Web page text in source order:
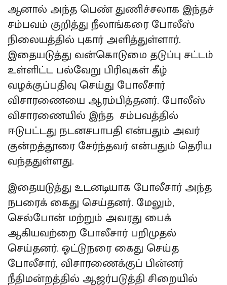
ஆனால் அந்த பெண் துணிச்சலாக இந்தச்
சம்பவம் குறித்து நீலாங்கரை போலீஸ்
நிலையத்தில் புகார் அளித்துள்ளார்.
இதையடுத்து வன்கொடுமை தடுப்பு சட்டம்
உள்ளிட்ட பல்வேறு பிரிவுகள் கீழ்
வழக்குப்பதிவு செய்து போலீசார்
விசாரணையை ஆரம்பித்தனர். போலீஸ்
விசாரணையில் இந்த சம்பவத்தில்
ஈடுபட்டது நடனசபாபதி என்பதும் அவர்
குன்றத்தூரை சேர்ந்தவர் என்பதும் தெரிய
வந்ததுள்ளது.
இதையடுத்து உடனடியாக போலீசார் அந்த
நபரைக் கைது செய்தனர். மேலும்,
செல்போன் மற்றும் அவரது பைக்
ஆகியவற்றை போலீசார் பறிமுதல்
செய்தனர். ஓட்டுநரை கைது செய்த
போலீசார், விசாரணைக்குப் பின்னர்
நீதிமன்றத்தில் ஆஜர்படுத்தி சிறையில்